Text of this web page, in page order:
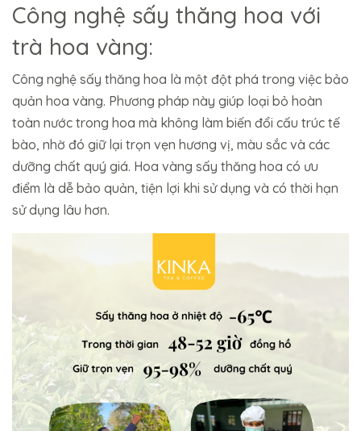
Công nghệ sấy thăng hoa với
trà hoa vàng:
Công nghệ sấy thăng hoa là một đột phá trong việc bảo
quản hoa vàng. Phương pháp này giúp loại bỏ hoàn
toàn nước trong hoa mà không làm biến đổi cấu trúc tế
bào, nhờ đó giữ lại trọn vẹn hương vị, màu sắc và các
dưỡng chất quý giá. Hoa vàng sấy thăng hoa có ưu
điểm là dễ bảo quản, tiện lợi khi sử dụng và có thời hạn
sử dụng lâu hơn.